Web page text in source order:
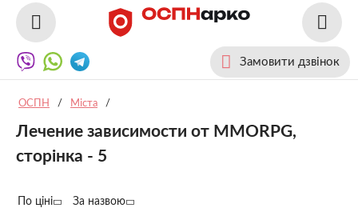
Замовити дзвінок
ОСПН / Міста /
Лечение зависимости от MMORPG,
сторінка - 5
По ціні За назвою